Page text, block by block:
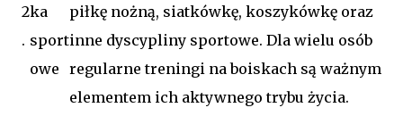
2
.
ka
sport
owe
piłkę nożną, siatkówkę, koszykówkę oraz
inne dyscypliny sportowe. Dla wielu osób
regularne treningi na boiskach są ważnym
elementem ich aktywnego trybu życia.